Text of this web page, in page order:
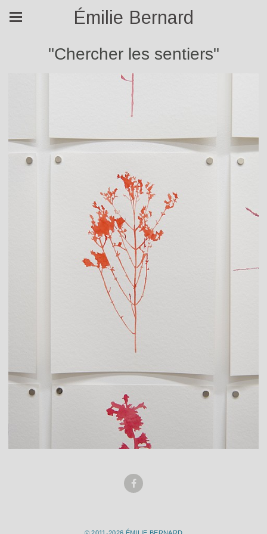
Émilie Bernard
"Chercher les sentiers"